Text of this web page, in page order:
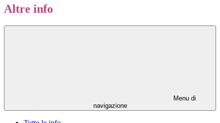
Altre info
Menu di
navigazione